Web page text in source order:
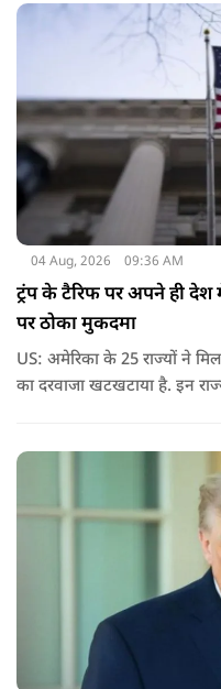
04 Aug, 2026 09:36 AM
ट्रंप के टैरिफ पर अपने ही देश
पर ठोका मुकदमा
US: अमेरिका के 25 राज्यों ने
का दरवाजा खटखटाया है. इन